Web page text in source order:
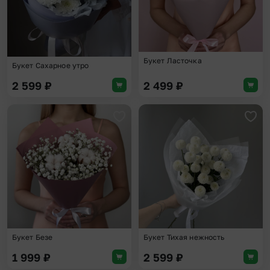
Букет Сахарное утро
2 599 ₽
Букет Ласточка
2 499 ₽
Добавить в избранное
Букет Безе
1 999 ₽
Букет Тихая нежность
2 599 ₽